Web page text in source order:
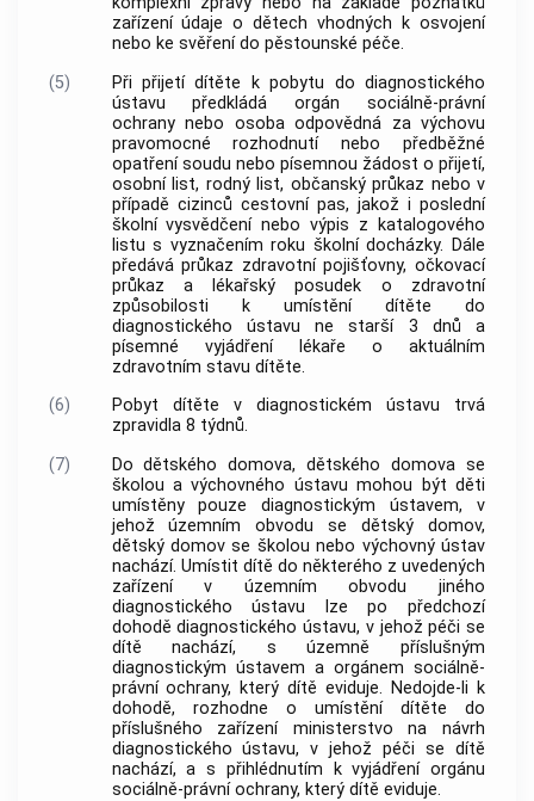
zařízení údaje o dětech vhodných k osvojení
nebo ke svěření do pěstounské péče.
(5)
Při přijetí dítěte k pobytu do diagnostického
ústavu předkládá orgán sociálně-právní
ochrany nebo osoba odpovědná za výchovu
pravomocné rozhodnutí nebo předběžné
opatření soudu nebo písemnou žádost o přijetí,
osobní list, rodný list, občanský průkaz nebo v
případě cizinců cestovní pas, jakož i poslední
školní vysvědčení nebo výpis z katalogového
listu s vyznačením roku školní docházky. Dále
předává průkaz zdravotní pojišťovny, očkovací
průkaz a lékařský posudek o zdravotní
způsobilosti k umístění dítěte do
diagnostického ústavu ne starší 3 dnů a
písemné vyjádření lékaře o aktuálním
zdravotním stavu dítěte.
(6)
Pobyt dítěte v diagnostickém ústavu trvá
zpravidla 8 týdnů.
(7)
Do dětského domova, dětského domova se
školou a výchovného ústavu mohou být děti
umístěny pouze diagnostickým ústavem, v
jehož územním obvodu se dětský domov,
dětský domov se školou nebo výchovný ústav
nachází. Umístit dítě do některého z uvedených
zařízení v územním obvodu jiného
diagnostického ústavu lze po předchozí
dohodě diagnostického ústavu, v jehož péči se
dítě nachází, s územně příslušným
diagnostickým ústavem a orgánem sociálně-
právní ochrany, který dítě eviduje. Nedojde-li k
dohodě, rozhodne o umístění dítěte do
příslušného zařízení ministerstvo na návrh
diagnostického ústavu, v jehož péči se dítě
nachází, a s přihlédnutím k vyjádření orgánu
sociálně-právní ochrany, který dítě eviduje.